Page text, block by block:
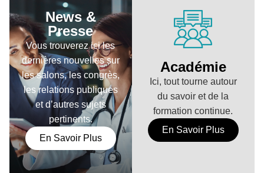
Académie
Ici, tout tourne autour
du savoir et de la
formation continue.
En Savoir Plus
News &
Presse
Vous trouverez ici les
dernières nouvelles sur
les salons, les congrès,
les relations publiques
et d’autres sujets
pertinents.
En Savoir Plus